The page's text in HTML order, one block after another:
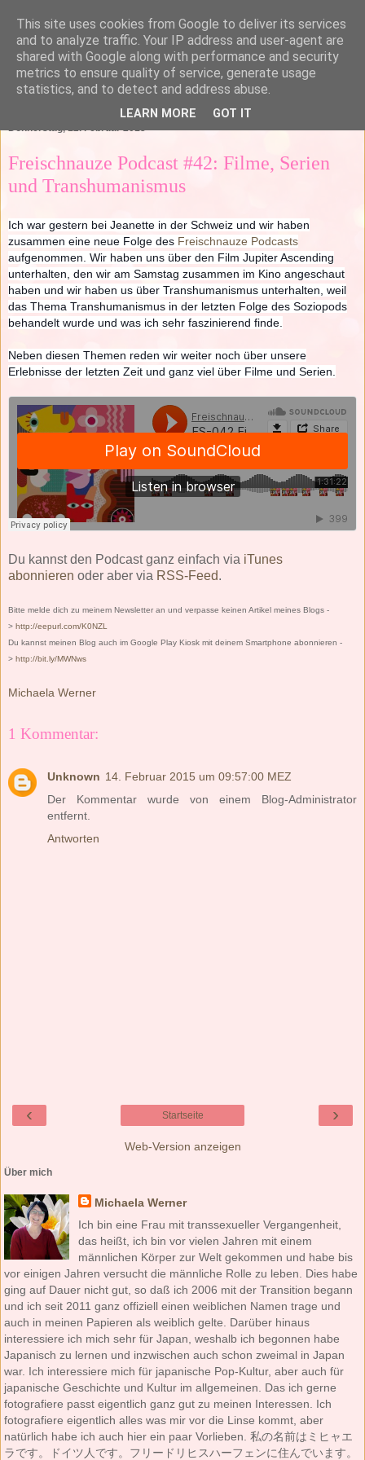
Donnerstag, 12. Februar 2015
Freischnauze Podcast #42: Filme, Serien
und Transhumanismus
Ich war gestern bei Jeanette in der Schweiz und wir haben
zusammen eine neue Folge des Freischnauze Podcasts
aufgenommen. Wir haben uns über den Film Jupiter Ascending
unterhalten, den wir am Samstag zusammen im Kino angeschaut
haben und wir haben us über Transhumanismus unterhalten, weil
das Thema Transhumanismus in der letzten Folge des Soziopods
behandelt wurde und was ich sehr faszinierend finde.
Neben diesen Themen reden wir weiter noch über unsere
Erlebnisse der letzten Zeit und ganz viel über Filme und Serien.
Du kannst den Podcast ganz einfach via iTunes
abonnieren oder aber via RSS-Feed.
Bitte melde dich zu meinem Newsletter an und verpasse keinen Artikel meines Blogs -
> http://eepurl.com/K0NZL
Du kannst meinen Blog auch im Google Play Kiosk mit deinem Smartphone abonnieren -
> http://bit.ly/MWNws
Michaela Werner
1 Kommentar:
Unknown 14. Februar 2015 um 09:57:00 MEZ
Der Kommentar wurde von einem Blog-Administrator
entfernt.
Antworten
‹ ›
Startseite
Web-Version anzeigen
Über mich
Michaela Werner
Ich bin eine Frau mit transsexueller Vergangenheit,
das heißt, ich bin vor vielen Jahren mit einem
männlichen Körper zur Welt gekommen und habe bis
vor einigen Jahren versucht die männliche Rolle zu leben. Dies habe
ging auf Dauer nicht gut, so daß ich 2006 mit der Transition begann
und ich seit 2011 ganz offiziell einen weiblichen Namen trage und
auch in meinen Papieren als weiblich gelte. Darüber hinaus
interessiere ich mich sehr für Japan, weshalb ich begonnen habe
Japanisch zu lernen und inzwischen auch schon zweimal in Japan
war. Ich interessiere mich für japanische Pop-Kultur, aber auch für
japanische Geschichte und Kultur im allgemeinen. Das ich gerne
fotografiere passt eigentlich ganz gut zu meinen Interessen. Ich
fotografiere eigentlich alles was mir vor die Linse kommt, aber
natürlich habe ich auch hier ein paar Vorlieben. 私の名前はミヒャエ
ラです。ドイツ人です。フリードリヒスハーフェンに住んでいます。
This site uses cookies from Google to deliver its services
and to analyze traffic. Your IP address and user-agent are
shared with Google along with performance and security
metrics to ensure quality of service, generate usage
statistics, and to detect and address abuse.
LEARN MORE GOT IT